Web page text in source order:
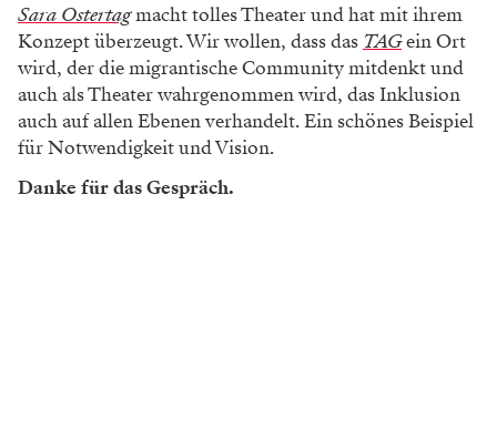
Sara Ostertagmacht tolles Theater und hat mit ihrem
Konzept überzeugt. Wir wollen, dass das TAGein Ort
wird, der die migrantische Community mitdenkt und
auch als Theater wahrgenommen wird, das Inklusion
auch auf allen Ebenen verhandelt. Ein schönes Beispiel
für Notwendigkeit und Vision.
Danke für das Gespräch.